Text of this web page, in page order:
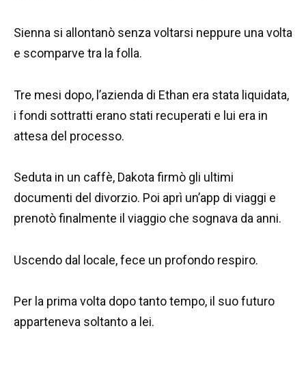
Sienna si allontanò senza voltarsi neppure una volta
e scomparve tra la folla.
Tre mesi dopo, l’azienda di Ethan era stata liquidata,
i fondi sottratti erano stati recuperati e lui era in
attesa del processo.
Seduta in un caffè, Dakota firmò gli ultimi
documenti del divorzio. Poi aprì un’app di viaggi e
prenotò finalmente il viaggio che sognava da anni.
Uscendo dal locale, fece un profondo respiro.
Per la prima volta dopo tanto tempo, il suo futuro
apparteneva soltanto a lei.